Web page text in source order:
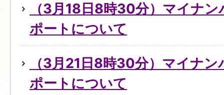
（3月18日8時30分）マイナ
ポートについて
（3月21日8時30分）マイナ
ポートについて